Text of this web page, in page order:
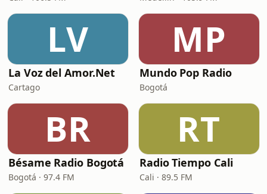
LV
La Voz del Amor.Net
Cartago
MP
Mundo Pop Radio
Bogotá
BR
Bésame Radio Bogotá
Bogotá · 97.4 FM
RT
Radio Tiempo Cali
Cali · 89.5 FM